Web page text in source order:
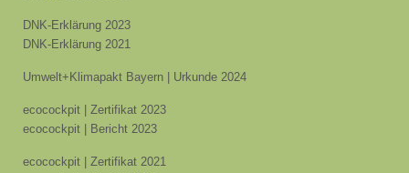
DNK-Erklärung 2023
DNK-Erklärung 2021
Umwelt+Klimapakt Bayern | Urkunde 2024
ecocockpit | Zertifikat 2023
ecocockpit | Bericht 2023
ecocockpit | Zertifikat 2021